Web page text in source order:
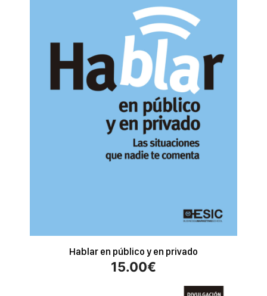
Hablar en público y en privado
15.00€